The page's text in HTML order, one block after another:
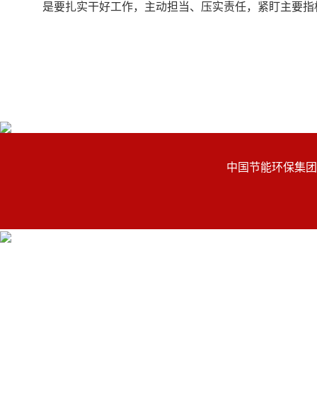
是要扎实干好工作，主动担当、压实责任，紧盯主要
中国节能环保集团